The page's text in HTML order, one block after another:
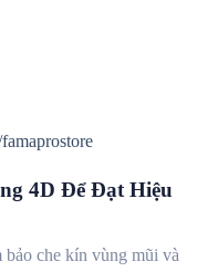
4D Để Đạt Hiệu
bảo che kín vùng mũi và